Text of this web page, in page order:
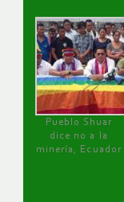
Pueblo Shuar
dice no a la
minería, Ecuador